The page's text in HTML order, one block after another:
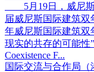
5月19日，威尼斯
届威尼斯国际建筑
年威尼斯国际建筑
现实的共存的可能性
Coexistence F...
国际交流与合作局（